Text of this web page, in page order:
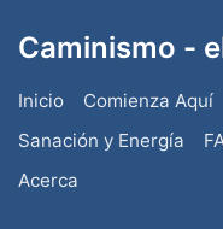
Caminismo -
Inicio Comienza Aquí
Sanación y Energía
Acerca